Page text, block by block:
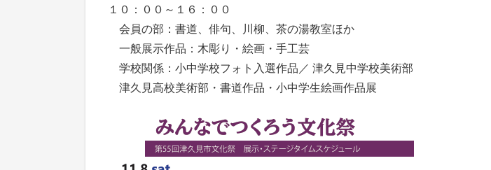
１０：００～１６：００
会員の部：書道、俳句、川柳、茶の湯教室ほか
一般展示作品：木彫り・絵画・手工芸
学校関係：小中学校フォト入選作品／ 津久見中学校美術部
津久見高校美術部・書道作品・小中学生絵画作品展